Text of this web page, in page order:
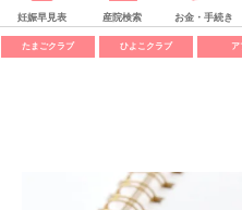
妊娠早見表 産院検索 お金・手続き
たまごクラブ ひよこクラブ ア